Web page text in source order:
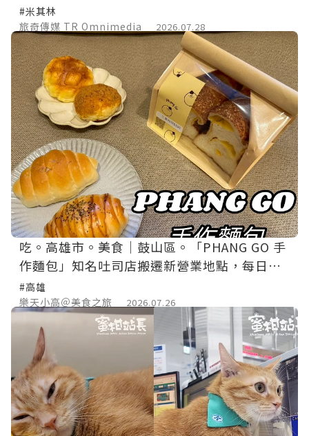
#米其林
旅奇傳媒 TR Omnimedia
2026.07.28
吃。高雄市。美食｜鼓山區。「PHANG GO 手
作麵包」知名吐司店搬遷新營業地點，每日現
烤職人麵包店。
#高雄
樂天小高＠美食之旅
2026.07.26